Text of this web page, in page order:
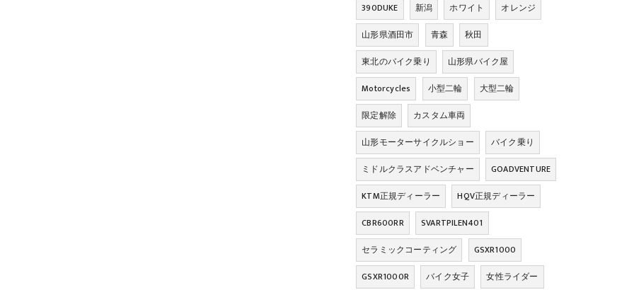
390DUKE
新潟 ホワイト
オレンジ
山形県酒田市
青森
秋田
東北のバイク乗り
山形県バイク屋
Motorcycles
小型二輪
大型二輪
限定解除
カスタム車両
山形モーターサイクルショー
バイク乗り
ミドルクラスアドベンチャー
GOADVENTURE
KTM正規ディーラー
HQV正規ディーラー
CBR600RR
SVARTPILEN401
セラミックコーティング
GSXR1000
GSXR1000R
バイク女子 女性ライダー